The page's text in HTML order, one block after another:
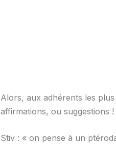
Alors, aux adhérents les
affirmations, ou suggestions !
Stiv : «on pense à un